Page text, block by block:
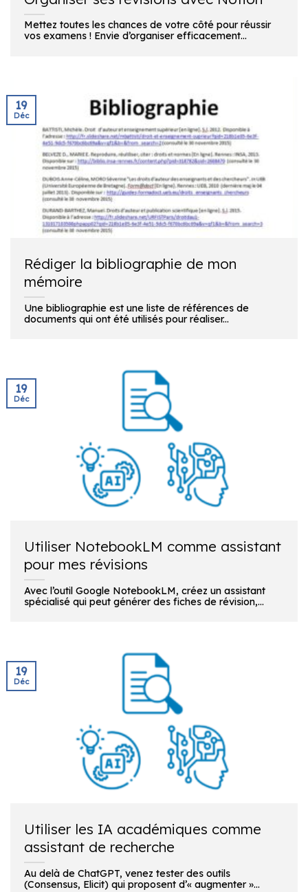
Mettez toutes les chances de votre côté pour réussir
vos examens ! Envie d’organiser efficacement...
Rédiger la bibliographie de mon
mémoire
Une bibliographie est une liste de références de
documents qui ont été utilisés pour réaliser...
19
Déc
Utiliser NotebookLM comme assistant
pour mes révisions
Avec l’outil Google NotebookLM, créez un assistant
spécialisé qui peut générer des fiches de révision,...
19
Déc
Utiliser les IA académiques comme
assistant de recherche
Au delà de ChatGPT, venez tester des outils
(Consensus, Elicit) qui proposent d’« augmenter »...
19
Déc